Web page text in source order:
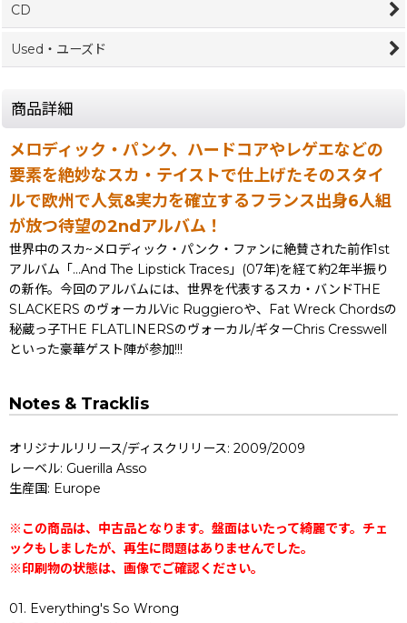
CD
Used・ユーズド
商品詳細
メロディック・パンク、ハードコアやレゲエなどの
要素を絶妙なスカ・テイストで仕上げたそのスタイ
ルで欧州で人気&実力を確立するフランス出身6人組
が放つ待望の2ndアルバム！
世界中のスカ~メロディック・パンク・ファンに絶賛された前作1st
アルバム「...And The Lipstick Traces」(07年)を経て約2年半振り
の新作。今回のアルバムには、世界を代表するスカ・バンドTHE
SLACKERS のヴォーカルVic Ruggieroや、Fat Wreck Chordsの
秘蔵っ子THE FLATLINERSのヴォーカル/ギターChris Cresswell
といった豪華ゲスト陣が参加!!!
Notes & Tracklis
オリジナルリリース/ディスクリリース: 2009/2009
レーベル: Guerilla Asso
生産国: Europe
※この商品は、中古品となります。盤面はいたって綺麗です。チェ
ックもしましたが、再生に問題はありませんでした。
※印刷物の状態は、画像でご確認ください。
01. Everything's So Wrong